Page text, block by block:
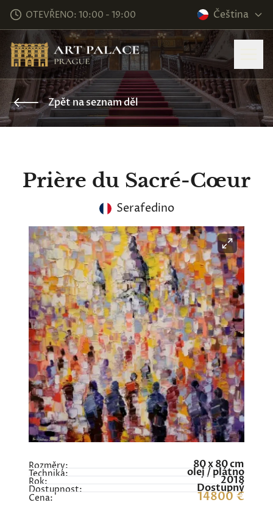
OTEVŘENO: 10:00 - 19:00 Čeština
Zpět na seznam děl
Prière du Sacré-Cœur
Serafedino
Rozměry: 80 x 80 cm
Technika: olej / plátno
Rok: 2018
Dostupnost: Dostupný
Cena: 14800 €